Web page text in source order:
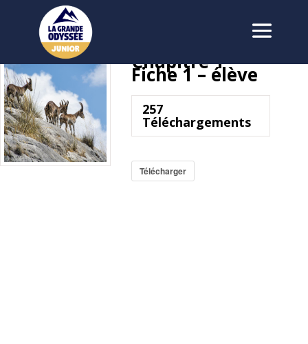
Chapitre 1 –
Fiche 1 – élève
257
Téléchargements
Télécharger